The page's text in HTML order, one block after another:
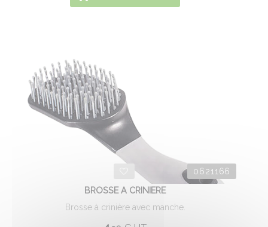
0621166
BROSSE A CRINIERE
Brosse à crinière avec manche.